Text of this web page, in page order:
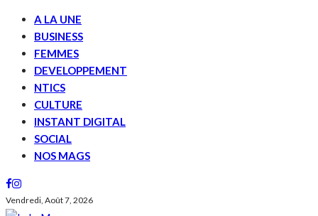
A LA UNE
BUSINESS
FEMMES
DEVELOPPEMENT
NTICS
CULTURE
INSTANT DIGITAL
SOCIAL
NOS MAGS
Vendredi, Août 7, 2026